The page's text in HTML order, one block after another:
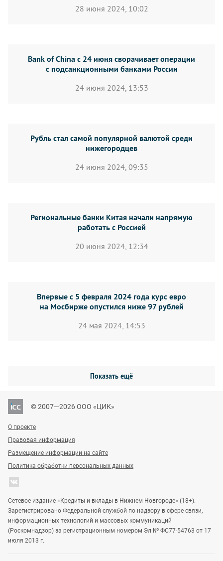
28 июня 2024, 10:02
Bank of China с 24 июня сворачивает операции
с подсанкционными банками России
24 июня 2024, 13:53
Рубль стал самой популярной валютой среди
нижегородцев
24 июня 2024, 09:35
Региональные банки Китая начали напрямую
работать с Россией
20 июня 2024, 12:34
Впервые с 5 февраля 2024 года курс евро
на Мосбирже опустился ниже 97 рублей
24 мая 2024, 14:53
Показать ещё
© 2007—2026 ООО «ЦИК»
О проекте
Правовая информация
Размещение информации на сайте
Политика обработки персональных данных
Сетевое издание «Кредиты и вклады в Нижнем Новгороде» (18+).
Зарегистрировано Федеральной службой по надзору в сфере связи,
информационных технологий и массовых коммуникаций
(Роскомнадзор) за регистрационным номером Эл № ФС77-54763 от 17
июля 2013 г.